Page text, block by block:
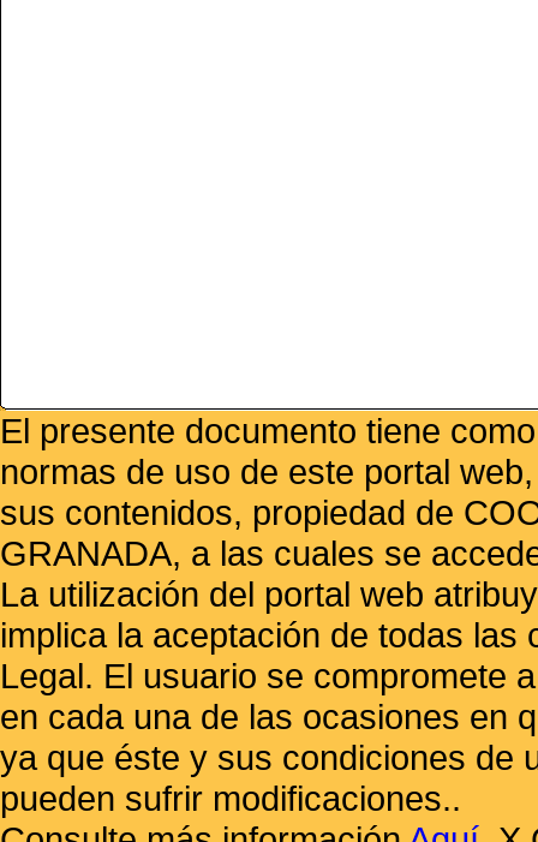
El presente documento tiene
normas de uso de este portal
sus contenidos, propiedad de
GRANADA, a las cuales se
La utilización del portal web
implica la aceptación de todas
Legal. El usuario se compromete
en cada una de las ocasiones en
ya que éste y sus condiciones de
pueden sufrir modificaciones..